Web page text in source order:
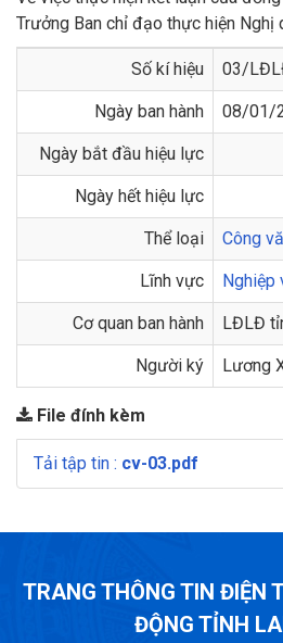
Trưởng Ban chỉ đạo thực hiện
Số kí hiệu 03/
Ngày ban hành 08/01/
Ngày bắt đầu hiệu lực
Ngày hết hiệu lực
Thể loại Công
Lĩnh vực Nghiệp
Cơ quan ban hành LĐLĐ
Người ký Lương
File đính kèm
Tải tập tin : cv-03.pdf
TRANG THÔNG TIN ĐIỆN
ĐỘNG TỈNH